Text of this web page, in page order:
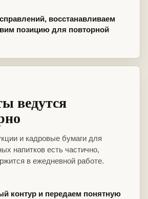
восстанавливаем
позицию для повторной
ведутся
и кадровые бумаги для
напитков есть частично,
в ежедневной работе.
контур и передаем понятную